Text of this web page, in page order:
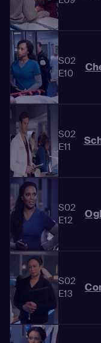
S02
E10
S02
E11
S02
E12
S02
E13